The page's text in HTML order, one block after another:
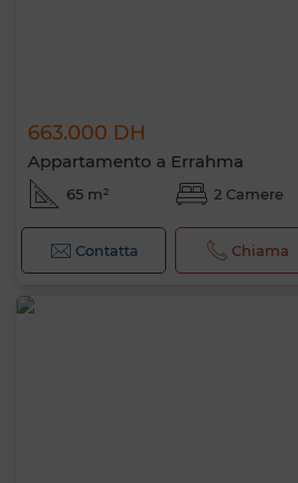
663.000 DH
Appartamento a Errahma
65 m² 2 Camere
Contatta Chiama